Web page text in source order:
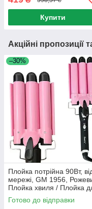
укладання волосся
Купити
Акційні пропозиції
–30%
Плойка потрійна 90Вт,
мережі, GM 1956,
Плойка хвиля / Плойка
волосся / Щипці для
волосся
Готово до відправки